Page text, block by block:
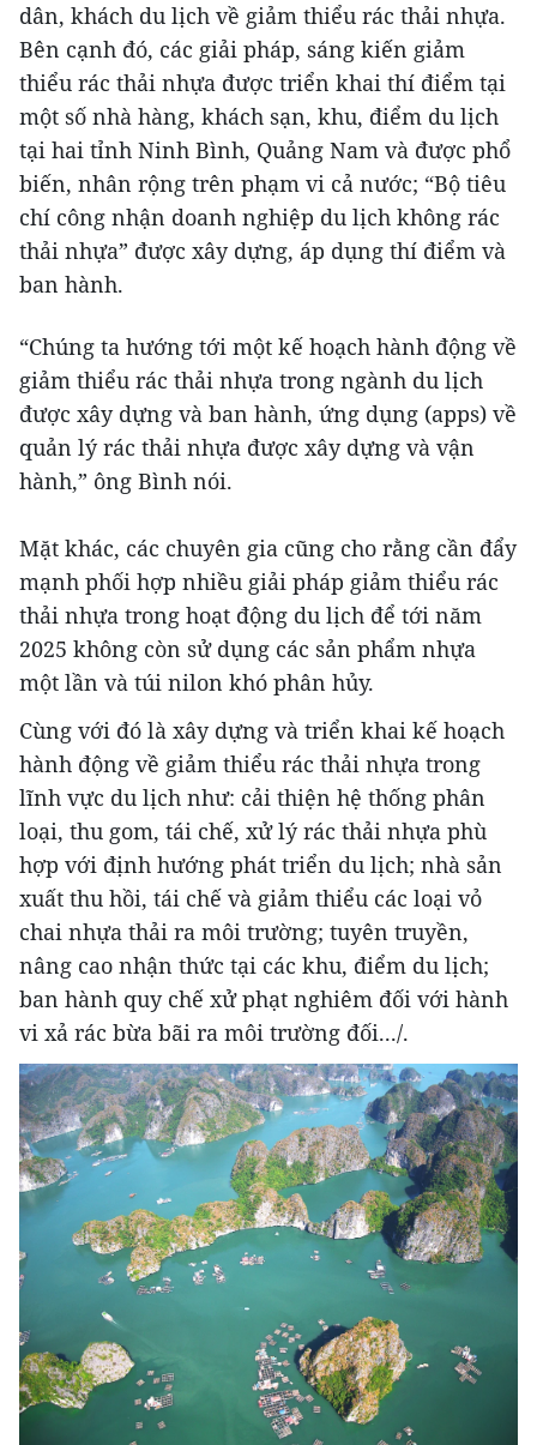
dân, khách du lịch về giảm thiểu rác thải nhựa.
Bên cạnh đó, các giải pháp, sáng kiến giảm
thiểu rác thải nhựa được triển khai thí điểm tại
một số nhà hàng, khách sạn, khu, điểm du lịch
tại hai tỉnh Ninh Bình, Quảng Nam và được phổ
biến, nhân rộng trên phạm vi cả nước; “Bộ tiêu
chí công nhận doanh nghiệp du lịch không rác
thải nhựa” được xây dựng, áp dụng thí điểm và
ban hành.
“Chúng ta hướng tới một kế hoạch hành động về
giảm thiểu rác thải nhựa trong ngành du lịch
được xây dựng và ban hành, ứng dụng (apps) về
quản lý rác thải nhựa được xây dựng và vận
hành,” ông Bình nói.
Mặt khác, các chuyên gia cũng cho rằng cần đẩy
mạnh phối hợp nhiều giải pháp giảm thiểu rác
thải nhựa trong hoạt động du lịch để tới năm
2025 không còn sử dụng các sản phẩm nhựa
một lần và túi nilon khó phân hủy.
Cùng với đó là xây dựng và triển khai kế hoạch
hành động về giảm thiểu rác thải nhựa trong
lĩnh vực du lịch như: cải thiện hệ thống phân
loại, thu gom, tái chế, xử lý rác thải nhựa phù
hợp với định hướng phát triển du lịch; nhà sản
xuất thu hồi, tái chế và giảm thiểu các loại vỏ
chai nhựa thải ra môi trường; tuyên truyền,
nâng cao nhận thức tại các khu, điểm du lịch;
ban hành quy chế xử phạt nghiêm đối với hành
vi xả rác bừa bãi ra môi trường đối.../.
vietnamplus.vn
Tổng thống Iran nhấn mạnh Tehran sẽ
không bị ép buộc phải đầu hàng
JG Wentworth
$25,000 In Personal Debt? The Legal
Settlement Loophole Nobody Mentions
vietnamplus.vn
Vùng 3 Hải quân cứu thành công 1 nạn nhân
bị sóng cuốn tại Mũi Nghê